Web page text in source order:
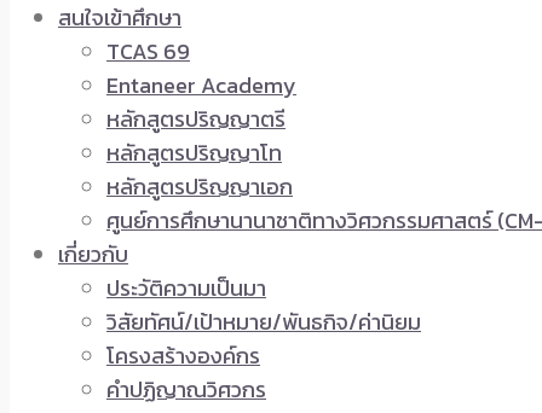
สนใจเข้าศึกษา
TCAS 69
Entaneer Academy
หลักสูตรปริญญาตรี
หลักสูตรปริญญาโท
หลักสูตรปริญญาเอก
ศูนย์การศึกษานานาชาติทางวิศวกรรมศาสตร์
เกี่ยวกับ
ประวัติความเป็นมา
วิสัยทัศน์/เป้าหมาย/พันธกิจ/ค่านิยม
โครงสร้างองค์กร
คำปฏิญาณวิศวกร